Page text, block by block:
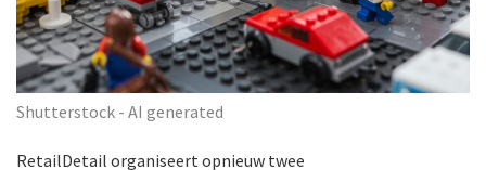
Shutterstock - AI generated
RetailDetail organiseert opnieuw twee